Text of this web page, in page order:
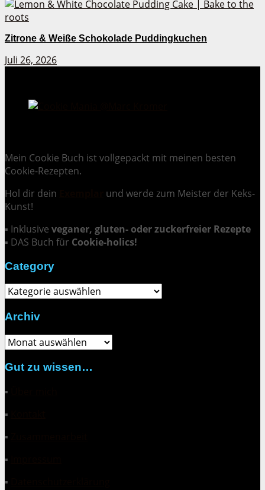
Zitrone & Weiße Schokolade Puddingkuchen
Juli 26, 2026
Mein Cookie Buch ist vollgepackt mit meinen besten
Cookie-Rezepten.
Hol dir dein
und werde zum Meister der Keks-
Kunst!
▪ Inklusive veganer, gluten- oder zuckerfreier Rezepte
▪ DAS Buch für Cookie-holics!
Category
Category
Archiv
Archiv
Gut zu wissen…
▪
▪
▪
▪
▪